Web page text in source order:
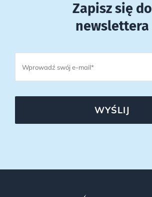
Zapisz się do
newslettera
WYŚLIJ